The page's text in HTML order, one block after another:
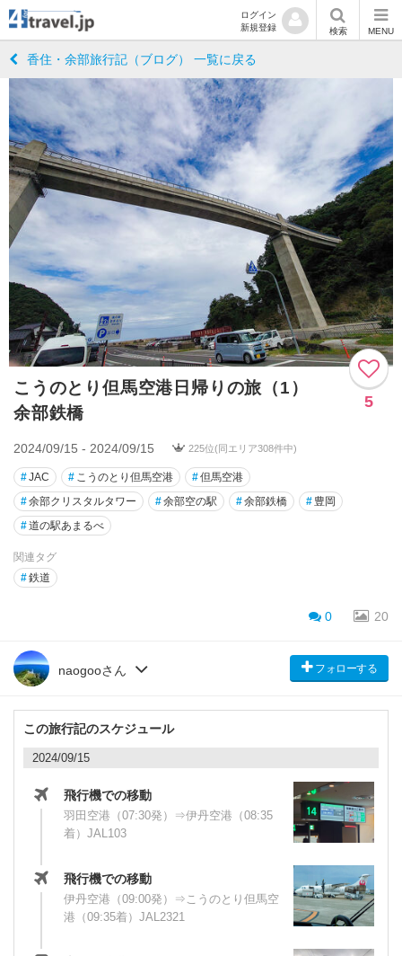
ログイン
新規登録
検索 MENU
香住・余部旅行記（ブログ） 一覧に戻る
こうのとり但馬空港日帰りの旅（1）
余部鉄橋
5
2024/09/15 - 2024/09/15 225位(同エリア308件中)
#JAC # こうのとり但馬空港 #但馬空港
#余部クリスタルタワー #余部空の駅 #余部鉄橋 # 豊岡
#道の駅あまるべ
関連タグ
#鉄道
0 20
naogooさん フォローする
この旅行記のスケジュール
2024/09/15
飛行機での移動
羽田空港（07:30発）⇒伊丹空港（08:35
着）JAL103
飛行機での移動
伊丹空港（09:00発）⇒こうのとり但馬空
港（09:35着）JAL2321